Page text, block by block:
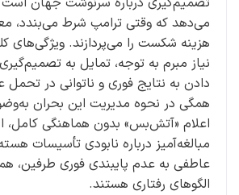
می‌دهد که وقتی ترامپ شرط می‌بندد،
هزینه شکست را می‌پردازند. ویژگی‌های
نیاز مبرم به توجه، تمایل به
دادن به نتایج فوری و ناتوانی در
همگی در نحوه مدیریت این بحران
اعلام «آتش‌بس» بدون هماهنگی کامل،
مبالغه‌آمیز درباره نابودی تأسیسات
عاطفی به عدم پایبندی فوری طرفین،
الگوهای رفتاری هستند.